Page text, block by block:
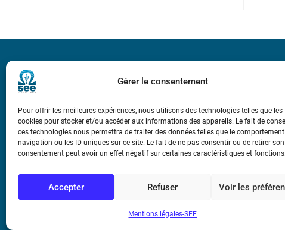
Gérer le consentement
Pour offrir les meilleures expériences, nous utilisons des technologies telles que les
cookies pour stocker et/ou accéder aux informations des appareils. Le fait de
ces technologies nous permettra de traiter des données telles que le
navigation ou les ID uniques sur ce site. Le fait de ne pas consentir ou de retirer son
consentement peut avoir un effet négatif sur certaines caractéristiques et fonctions.
Accepter Refuser Voir les
Mentions légales-SEE
Bicentenaire des
Ampère
Conditions
Mentions légales
Contact